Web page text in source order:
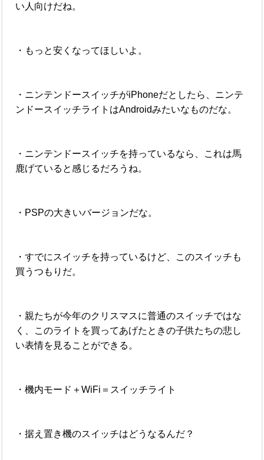
い人向けだね。
・もっと安くなってほしいよ。
・ニンテンドースイッチがiPhoneだとしたら、ニンテ
ンドースイッチライトはAndroidみたいなものだな。
・ニンテンドースイッチを持っているなら、これは馬
鹿げていると感じるだろうね。
・PSPの大きいバージョンだな。
・すでにスイッチを持っているけど、このスイッチも
買うつもりだ。
・親たちが今年のクリスマスに普通のスイッチではな
く、このライトを買ってあげたときの子供たちの悲し
い表情を見ることができる。
・機内モード＋WiFi＝スイッチライト
・据え置き機のスイッチはどうなるんだ？